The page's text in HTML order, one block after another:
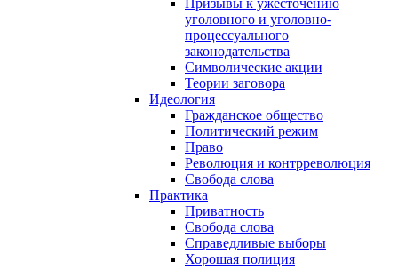
Призывы к ужесточению
уголовного и уголовно-
процессуального
законодательства
Символические акции
Теории заговора
Идеология
Гражданское общество
Политический режим
Право
Революция и контрреволюция
Свобода слова
Практика
Приватность
Свобода слова
Справедливые выборы
Хорошая полиция